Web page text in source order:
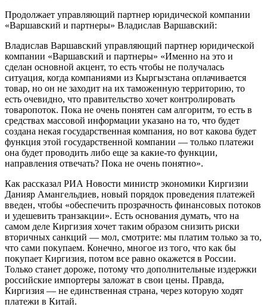
Продолжает управляющий партнер юридической компании
«Варшавский и партнеры» Владислав Варшавский:
Владислав Варшавский управляющий партнер юридической
компании «Варшавский и партнеры» «Именно на это и
сделан основной акцент, то есть чтобы не получалась
ситуация, когда компаниями из Кыргызстана оплачивается
товар, но он не заходит на их таможенную территорию, то
есть очевидно, что правительство хочет контролировать
товаропоток. Пока не очень понятен сам алгоритм, то есть в
средствах массовой информации указано на то, что будет
создана некая государственная компания, но вот какова будет
функция этой государственной компании — только платежи
она будет проводить либо еще за какие-то функции,
направления отвечать? Пока не очень понятно».
Как рассказал РИА Новости министр экономики Киргизии
Данияр Амангельдиев, новый порядок проведения платежей
введен, чтобы «обеспечить прозрачность финансовых потоков
и удешевить транзакции». Есть основания думать, что на
самом деле Киргизия хочет таким образом снизить риски
вторичных санкций — мол, смотрите: мы платим только за то,
что сами покупаем. Конечно, многое из того, что как бы
покупает Киргизия, потом все равно окажется в России.
Только станет дороже, потому что дополнительные издержки
российские импортеры заложат в свои цены. Правда,
Киргизия — не единственная страна, через которую ходят
платежи в Китай.